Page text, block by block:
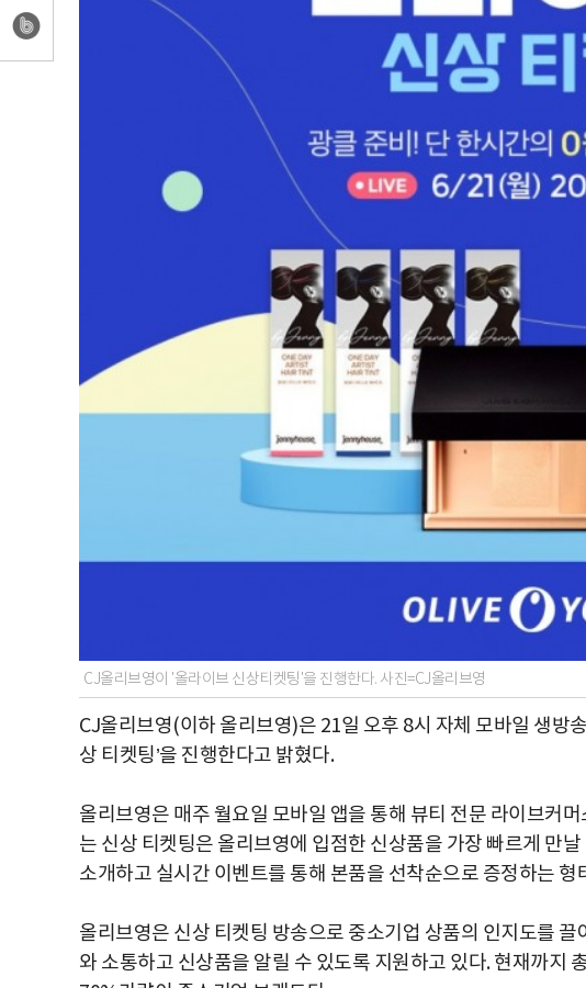
CJ올리브영이 '올라이브 신상티켓팅'을 진행한다. 사진=CJ올리브영
CJ올리브영(이하 올리브영)은 21일 오후 8시 자체 모바일 생방
상 티켓팅’을 진행한다고 밝혔다.
올리브영은 매주 월요일 모바일 앱을 통해 뷰티 전문 라이브커
는 신상 티켓팅은 올리브영에 입점한 신상품을 가장 빠르게 만
소개하고 실시간 이벤트를 통해 본품을 선착순으로 증정하는 형
올리브영은 신상 티켓팅 방송으로 중소기업 상품의 인지도를
와 소통하고 신상품을 알릴 수 있도록 지원하고 있다. 현재까지